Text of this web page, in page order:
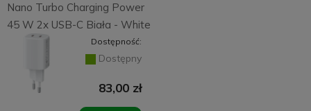
Nano Turbo Charging Power
45 W 2x USB-C Biała - White
Dostępność:
Dostępny
83,00 zł